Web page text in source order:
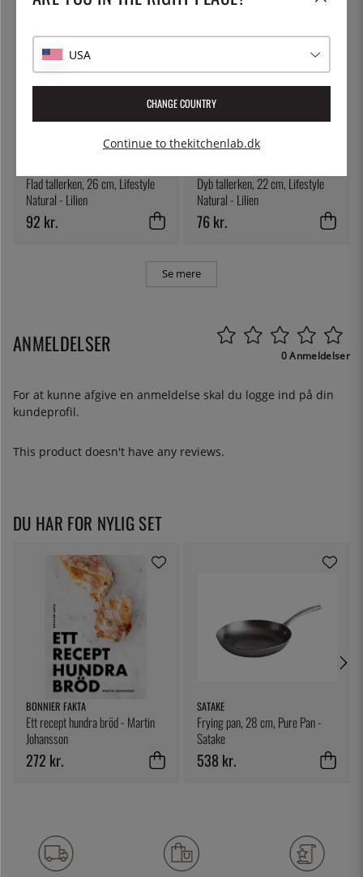
Flad tallerken, 26 cm, Lifestyle
Natural - Lilien
92 kr.
Dyb tallerken, 22 cm, Lifestyle
Natural - Lilien
76 kr.
Se mere
ANMELDELSER 0 Anmeldelser
For at kunne afgive en anmeldelse skal du logge ind på din
kundeprofil.
This product doesn't have any reviews.
DU HAR FOR NYLIG SET
BONNIER FAKTA
Ett recept hundra bröd - Martin
Johansson
272 kr.
SATAKE
Frying pan, 28 cm, Pure Pan -
Satake
538 kr.
USA
CHANGE COUNTRY
Continue to thekitchenlab.dk